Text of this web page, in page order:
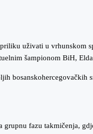
uživati u vrhunskom
šampionom BiH,
bosanskohercegovačkih
grupnu fazu takmičenja,